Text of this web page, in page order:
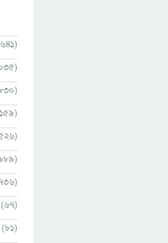
(67)
(81)